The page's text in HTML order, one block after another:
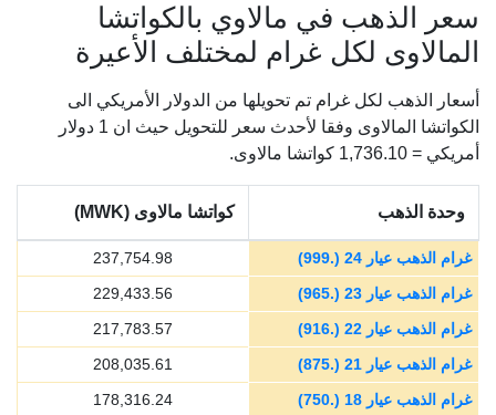
سعر الذهب في مالاوي بالكواتشا
المالاوى لكل غرام لمختلف الأعيرة
أسعار الذهب لكل غرام تم تحويلها من الدولار الأمريكي الى
الكواتشا المالاوى وفقا لأحدث سعر للتحويل حيث ان 1 دولار
أمريكي = 1,736.10 كواتشا مالاوى.
وحدة الذهب كواتشا مالاوى (MWK)
غرام الذهب عيار 24 (.999)
237,754.98
غرام الذهب عيار 23 (.965)
229,433.56
غرام الذهب عيار 22 (.916)
217,783.57
غرام الذهب عيار 21 (.875)
208,035.61
غرام الذهب عيار 18 (.750)
178,316.24